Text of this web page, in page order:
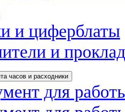
и циферблаты
и
часов и расходники
для